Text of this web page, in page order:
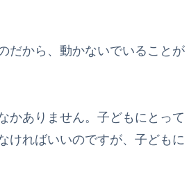
だから、動かないでいることが
かありません。子どもにとって
ければいいのですが、子どもに